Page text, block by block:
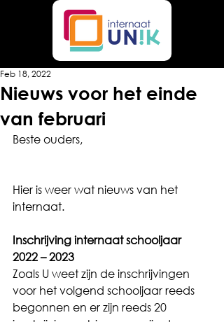
Nieuws voor het einde
van februari
Feb 18, 2022
Beste ouders,
Hier is weer wat nieuws van het
internaat.
Inschrijving internaat schooljaar
2022 – 2023
Zoals U weet zijn de inschrijvingen
voor het volgend schooljaar reeds
begonnen en er zijn reeds 20